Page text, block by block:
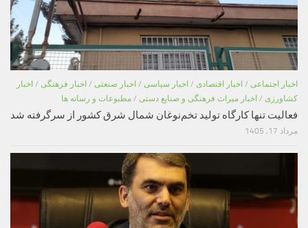
اخبار اجتماعی / اخبار اقتصادی / اخبار سیاسی / اخبار صنعتی / اخبار فرهنگی / اخبار
کشاورزی / اخبار میراث فرهنگی و صنایع دستی / مطبوعات و رسانه ها
فعالیت تنها کارگاه تولید تخم‌نوغان شمال شرق کشور از سرگرفته شد
مرداد 17, 1405